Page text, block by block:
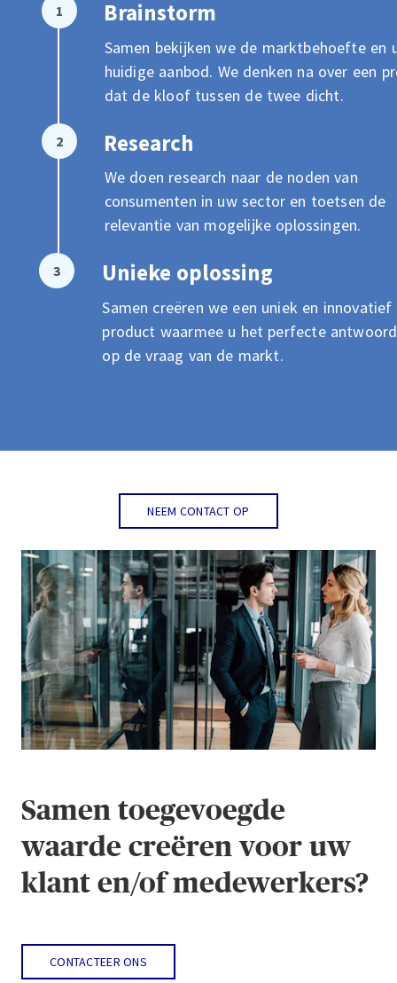
Brainstorm
Samen bekijken we de marktbehoefte en
huidige aanbod. We denken na over een
dat de kloof tussen de twee dicht.
Research
We doen research naar de noden van
consumenten in uw sector en toetsen de
relevantie van mogelijke oplossingen.
Unieke oplossing
Samen creëren we een uniek en innovatief
product waarmee u het perfecte
op de vraag van de markt.
NEEM CONTACT OP
Samen toegevoegde
waarde creëren voor uw
klant en/of medewerkers?
CONTACTEER ONS